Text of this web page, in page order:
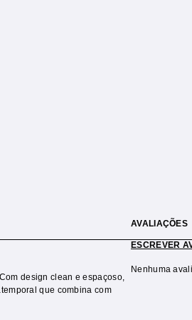
design clean e espaçoso,
que combina com
AVALIAÇÕES
ESCREVER
Nenhuma